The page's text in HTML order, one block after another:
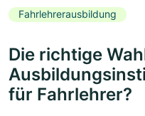
Fahrlehrerausbildung
Die richtige
für Fahrlehrer?